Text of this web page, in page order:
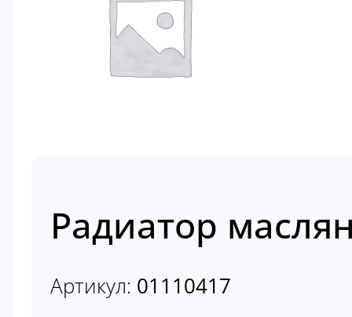
Радиатор
Артикул: 01110417